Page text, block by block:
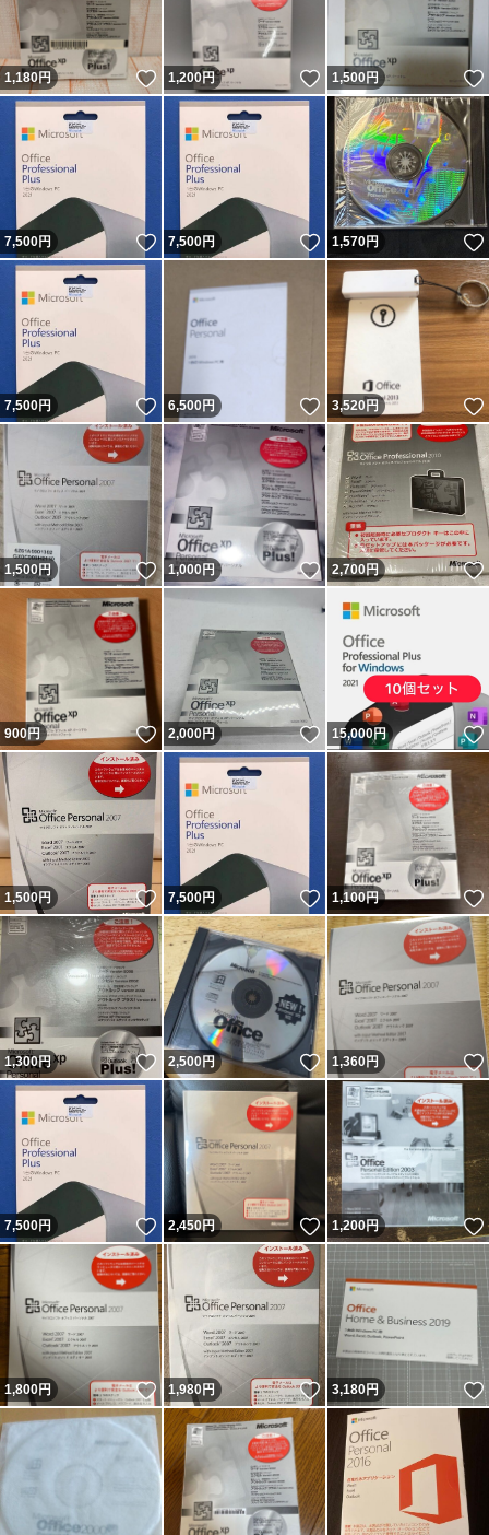
1,180円 いいね！
1,200円 いいね！
1,500円
7,500円 いいね！
7,500円 いいね！
1,570円
7,500円 いいね！
6,500円 いいね！
3,520円
1,500円 いいね！
1,000 円 いいね！
2,700円
900円 いいね！
2,000円 いいね！
15,000円
1,500円 いいね！
7,500円 いいね！
1,100円
1,300円 いいね！
2,500円 いいね！
1,360円
7,500円 いいね！
2,450円 いいね！
1,200円
1,800円 いいね！
1,980円 いいね！
3,180円